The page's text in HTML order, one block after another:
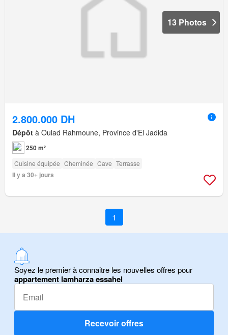
13 Photos
2.800.000 DH
Dépôt à Oulad Rahmoune, Province d'El Jadida
250 m²
Cuisine équipée Cheminée Cave Terrasse
Il y a 30+ jours
1
Soyez le premier à connaitre les nouvelles offres pour
appartement lamharza essahel
Recevoir offres